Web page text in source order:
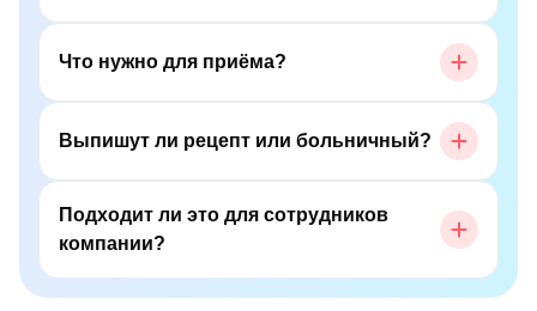
Что нужно для приёма?
Выпишут ли рецепт или больничный?
Подходит ли это для сотрудников
компании?